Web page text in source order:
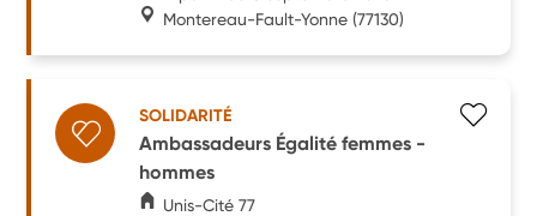
Montereau-Fault-Yonne (77130)
SOLIDARITÉ
Ambassadeurs Égalité femmes -
hommes
Unis-Cité 77